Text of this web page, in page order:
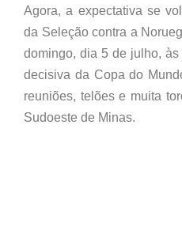
Agora, a expectativa se
da Seleção contra a
domingo, dia 5 de julho,
decisiva da Copa do
reuniões, telões e muita
Sudoeste de Minas.